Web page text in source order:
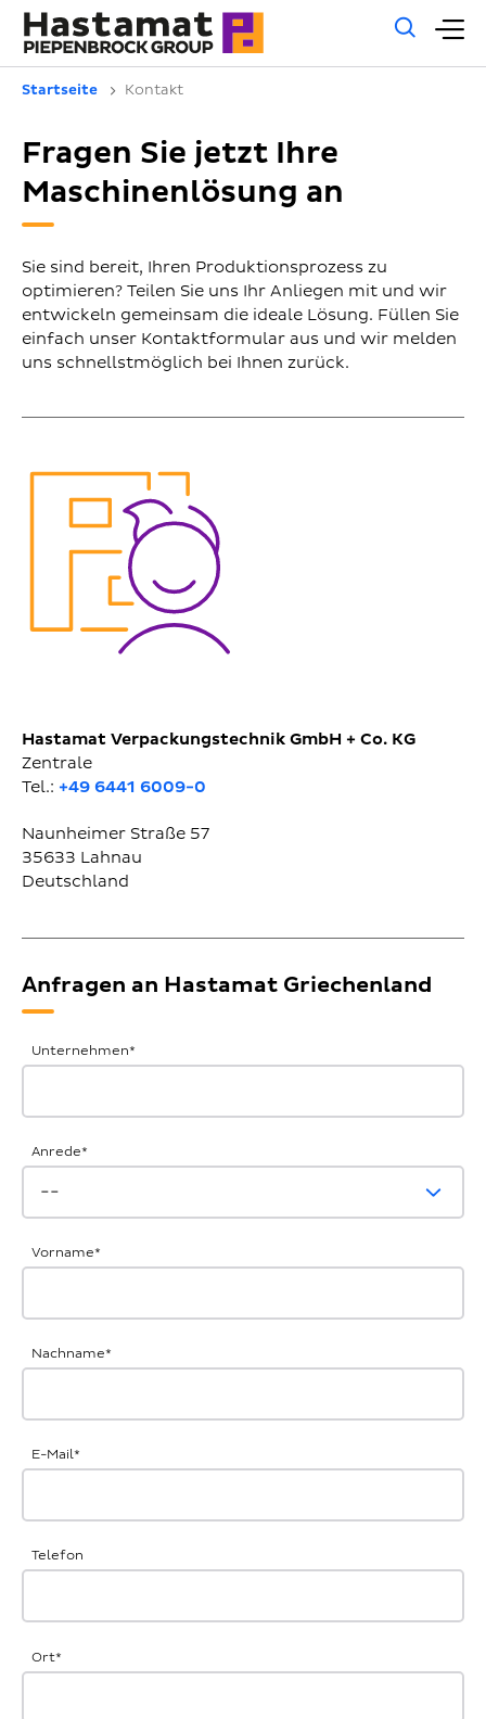
Startseite Kontakt
Fragen Sie jetzt Ihre
Maschinenlösung an
Sie sind bereit, Ihren Produktionsprozess zu
optimieren? Teilen Sie uns Ihr Anliegen mit und wir
entwickeln gemeinsam die ideale Lösung. Füllen Sie
einfach unser Kontaktformular aus und wir melden
uns schnellstmöglich bei Ihnen zurück.
Hastamat Verpackungstechnik GmbH + Co. KG
Zentrale
Tel.: +49 6441 6009-0
Naunheimer Straße 57
35633 Lahnau
Deutschland
Anfragen an Hastamat Griechenland
Allgemeine
Anfrage
Unternehmen*
Anrede*
Vorname*
Nachname*
E-Mail*
Telefon
Ort*